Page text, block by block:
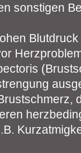
sonstigen